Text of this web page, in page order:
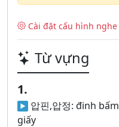
Cài đặt cấu hình nghe
Từ vựng
1.
압핀,압정: đinh bấm
giấy